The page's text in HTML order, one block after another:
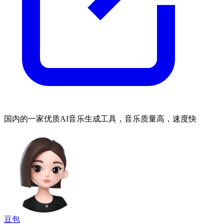
国内的一家优质AI音乐生成工具，音乐质量高，速度快
豆包